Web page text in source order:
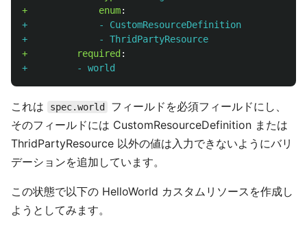
+             enum:
+             - CustomResourceDefinition
+             - ThridPartyResource
+         required :
+         - world
これは spec.world
フィールドを必須フィールドにし、
そのフィールドには CustomResourceDefinition または
ThridPartyResource 以外の値は入力できないようにバリ
デーションを追加しています。
この状態で以下の HelloWorld カスタムリソースを作成し
ようとしてみます。